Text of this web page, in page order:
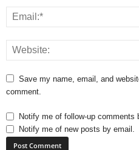
Save my name, email, and
comment.
Notify me of follow-up comments
Notify me of new posts by email.